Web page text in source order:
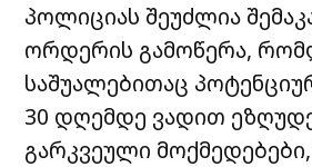
პოლიციას შეუძლია
ორდერის გამოწერა,
საშუალებითაც
30 დღემდე ვადით
გარკვეული